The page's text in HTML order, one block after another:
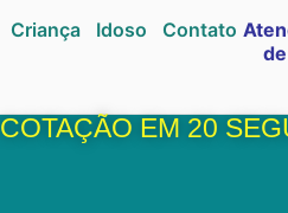
Criança Idoso Contato
COTAÇÃO EM 20